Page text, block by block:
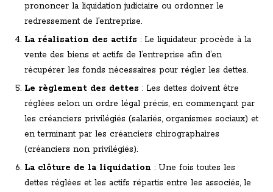
prononcer la liquidation judiciaire ou ordonner le
redressement de l’entreprise.
La réalisation des actifs : Le liquidateur procède à la
vente des biens et actifs de l’entreprise afin d’en
récupérer les fonds nécessaires pour régler les dettes.
Le règlement des dettes : Les dettes doivent être
réglées selon un ordre légal précis, en commençant par
les créanciers privilégiés (salariés, organismes sociaux) et
en terminant par les créanciers chirographaires
(créanciers non privilégiés).
La clôture de la liquidation : Une fois toutes les
dettes réglées et les actifs répartis entre les associés, le